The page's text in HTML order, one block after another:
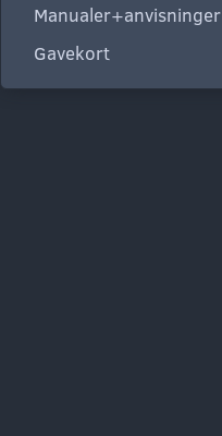
Manualer+anvisninger
Gavekort